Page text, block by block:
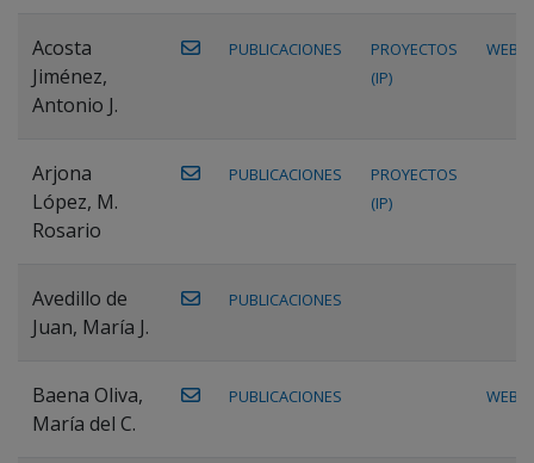
Acosta
Jiménez,
Antonio J.
PUBLICACIONES
PROYECTOS
(IP)
WEB
Arjona
López, M.
Rosario
PUBLICACIONES
PROYECTOS
(IP)
Avedillo de
Juan, María J.
PUBLICACIONES
Baena Oliva,
María del C.
PUBLICACIONES WEB